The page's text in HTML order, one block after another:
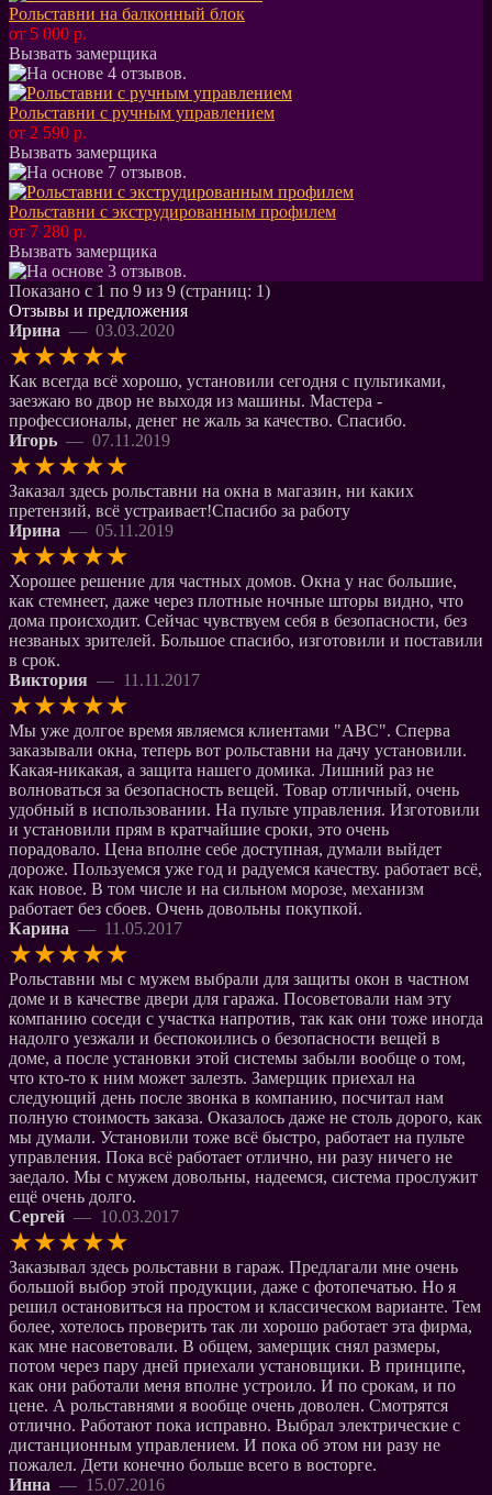
Рольставни на балконный блок
от 5 000 р.
Вызвать замерщика
Рольставни с ручным управлением
от 2 590 р.
Вызвать замерщика
Рольставни с экструдированным профилем
от 7 280 р.
Вызвать замерщика
Показано с 1 по 9 из 9 (страниц: 1)
Отзывы и предложения
Ирина — 03.03.2020
★★★★★
Как всегда всё хорошо, установили сегодня с пультиками,
заезжаю во двор не выходя из машины. Мастера -
профессионалы, денег не жаль за качество. Спасибо.
Игорь — 07.11.2019
★★★★★
Заказал здесь рольставни на окна в магазин, ни каких
претензий, всё устраивает!Спасибо за работу
Ирина — 05.11.2019
★★★★★
Хорошее решение для частных домов. Окна у нас большие,
как стемнеет, даже через плотные ночные шторы видно, что
дома происходит. Сейчас чувствуем себя в безопасности, без
незваных зрителей. Большое спасибо, изготовили и поставили
в срок.
Виктория — 11.11.2017
★★★★★
Мы уже долгое время являемся клиентами "АВС". Сперва
заказывали окна, теперь вот рольставни на дачу установили.
Какая-никакая, а защита нашего домика. Лишний раз не
волноваться за безопасность вещей. Товар отличный, очень
удобный в использовании. На пульте управления. Изготовили
и установили прям в кратчайшие сроки, это очень
порадовало. Цена вполне себе доступная, думали выйдет
дороже. Пользуемся уже год и радуемся качеству. работает всё,
как новое. В том числе и на сильном морозе, механизм
работает без сбоев. Очень довольны покупкой.
Карина — 11.05.2017
★★★★★
Рольставни мы с мужем выбрали для защиты окон в частном
доме и в качестве двери для гаража. Посоветовали нам эту
компанию соседи с участка напротив, так как они тоже иногда
надолго уезжали и беспокоились о безопасности вещей в
доме, а после установки этой системы забыли вообще о том,
что кто-то к ним может залезть. Замерщик приехал на
следующий день после звонка в компанию, посчитал нам
полную стоимость заказа. Оказалось даже не столь дорого, как
мы думали. Установили тоже всё быстро, работает на пульте
управления. Пока всё работает отлично, ни разу ничего не
заедало. Мы с мужем довольны, надеемся, система прослужит
ещё очень долго.
Сергей — 10.03.2017
★★★★★
Заказывал здесь рольставни в гараж. Предлагали мне очень
большой выбор этой продукции, даже с фотопечатью. Но я
решил остановиться на простом и классическом варианте. Тем
более, хотелось проверить так ли хорошо работает эта фирма,
как мне насоветовали. В общем, замерщик снял размеры,
потом через пару дней приехали установщики. В принципе,
как они работали меня вполне устроило. И по срокам, и по
цене. А рольставнями я вообще очень доволен. Смотрятся
отлично. Работают пока исправно. Выбрал электрические с
дистанционным управлением. И пока об этом ни разу не
пожалел. Дети конечно больше всего в восторге.
Инна — 15.07.2016